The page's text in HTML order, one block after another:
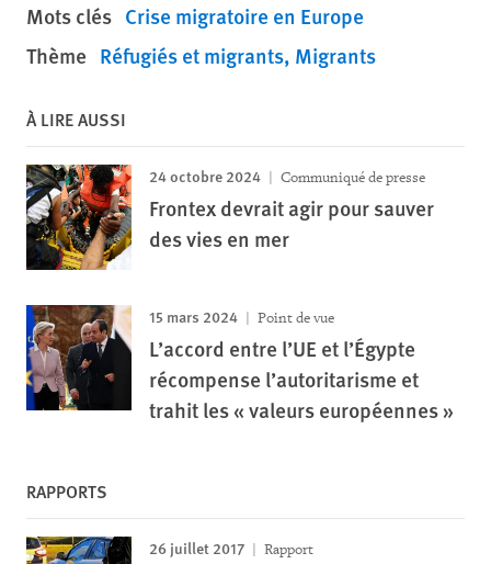
Mots clés Crise migratoire en Europe
Thème Réfugiés et migrants Migrants
À LIRE AUSSI
24 octobre 2024 Communiqué de presse
Frontex devrait agir pour sauver
des vies en mer
15 mars 2024 Point de vue
L’accord entre l’UE et l’Égypte
récompense l’autoritarisme et
trahit les « valeurs européennes »
RAPPORTS
26 juillet 2017 Rapport